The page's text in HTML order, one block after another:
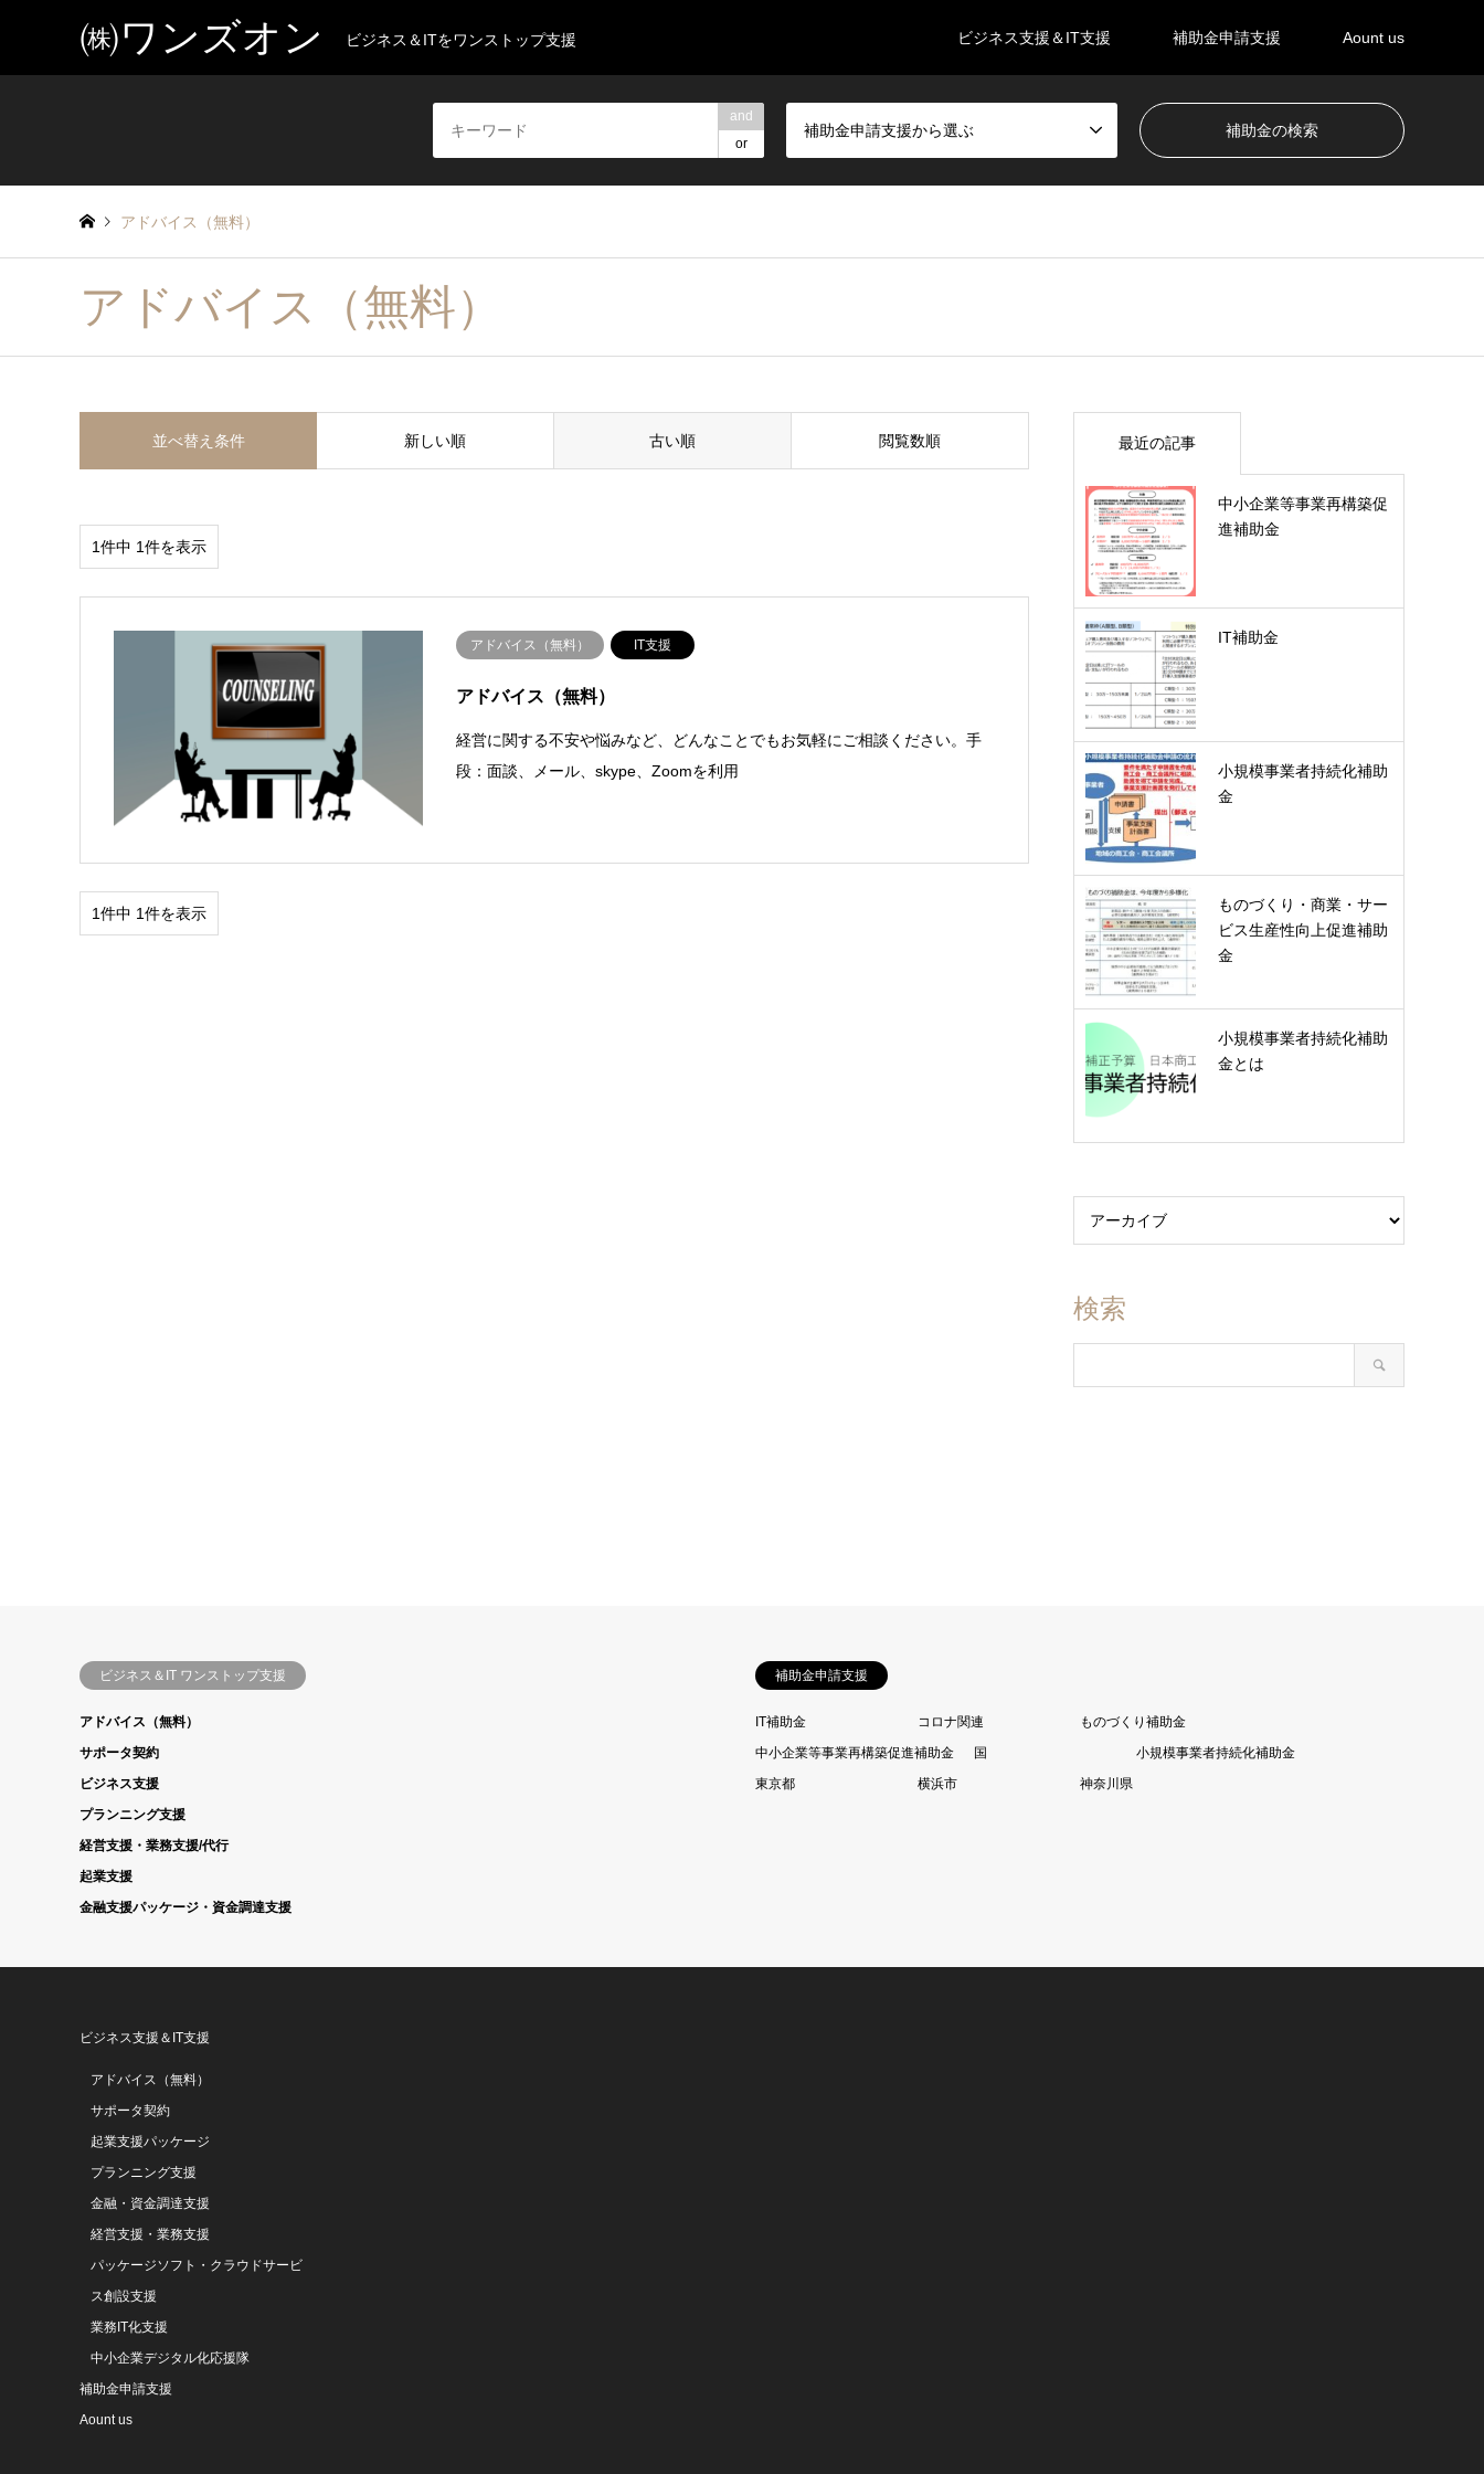
㈱ワンズオン ビジネス＆ITをワンストップ支援 ビジネス支援＆IT支援 補助金申請支援 Aount us
and
or
補助金申請支援から選ぶ
アドバイス（無料）
アドバイス（無料）
並べ替え条件 新しい順 古い順 閲覧数順
1件中 1件を表示
アドバイス（無料） IT支援
アドバイス（無料）
経営に関する不安や悩みなど、どんなことでもお気軽にご相談ください。手
段：面談、メール、skype、Zoomを利用
1件中 1件を表示
最近の記事
中小企業等事業再構築促
進補助金
IT補助金
小規模事業者持続化補助
金
ものづくり・商業・サー
ビス生産性向上促進補助
金
小規模事業者持続化補助
金とは
検索
ビジネス＆IT ワンストップ支援
アドバイス（無料）
サポータ契約
ビジネス支援
プランニング支援
経営支援・業務支援/代行
起業支援
金融支援パッケージ・資金調達支援
補助金申請支援
IT補助金 コロナ関連
ものづくり補助金
中小企業等事業再構築促進補助金
国
小規模事業者持続化補助金
東京都
横浜市 神奈川県
ビジネス支援＆IT支援
アドバイス（無料）
サポータ契約
起業支援パッケージ
プランニング支援
金融・資金調達支援
経営支援・業務支援
パッケージソフト・クラウドサービ
ス創設支援
業務IT化支援
中小企業デジタル化応援隊
補助金申請支援
Aount us